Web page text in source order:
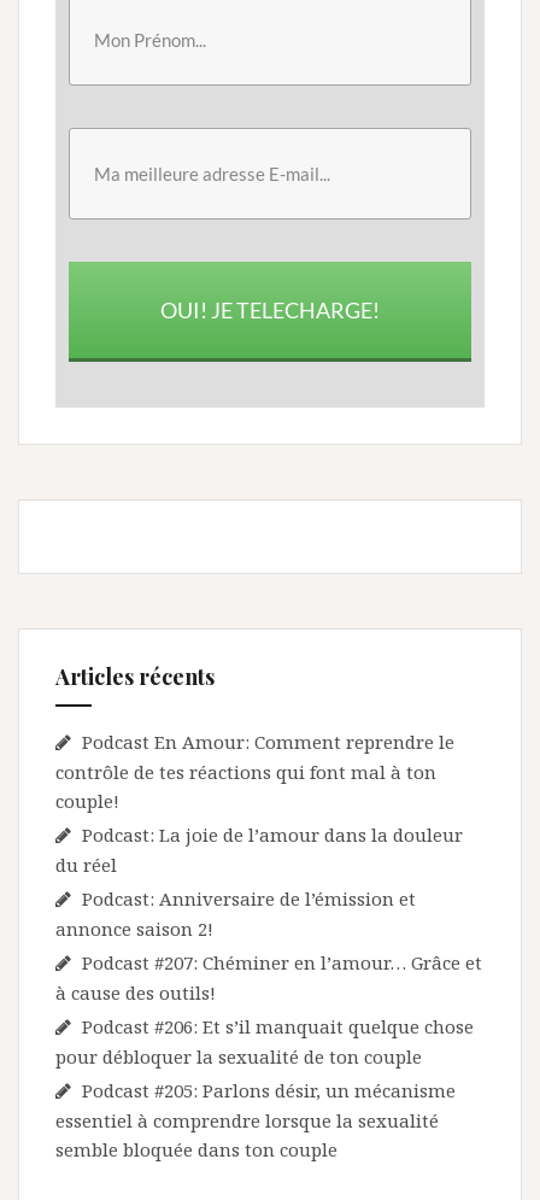
OUI! JE TELECHARGE!
Articles récents
Podcast En Amour: Comment reprendre le
contrôle de tes réactions qui font mal à ton
couple!
Podcast: La joie de l’amour dans la douleur
du réel
Podcast: Anniversaire de l’émission et
annonce saison 2!
Podcast #207: Chéminer en l’amour… Grâce et
à cause des outils!
Podcast #206: Et s’il manquait quelque chose
pour débloquer la sexualité de ton couple
Podcast #205: Parlons désir, un mécanisme
essentiel à comprendre lorsque la sexualité
semble bloquée dans ton couple